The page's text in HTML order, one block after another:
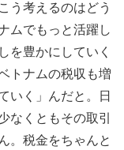
う考えるのはどう
ムでもっと活躍し
を豊かにしていく
トナムの税収も増
いく」んだと。日
なくともその取引
。税金をちゃんと